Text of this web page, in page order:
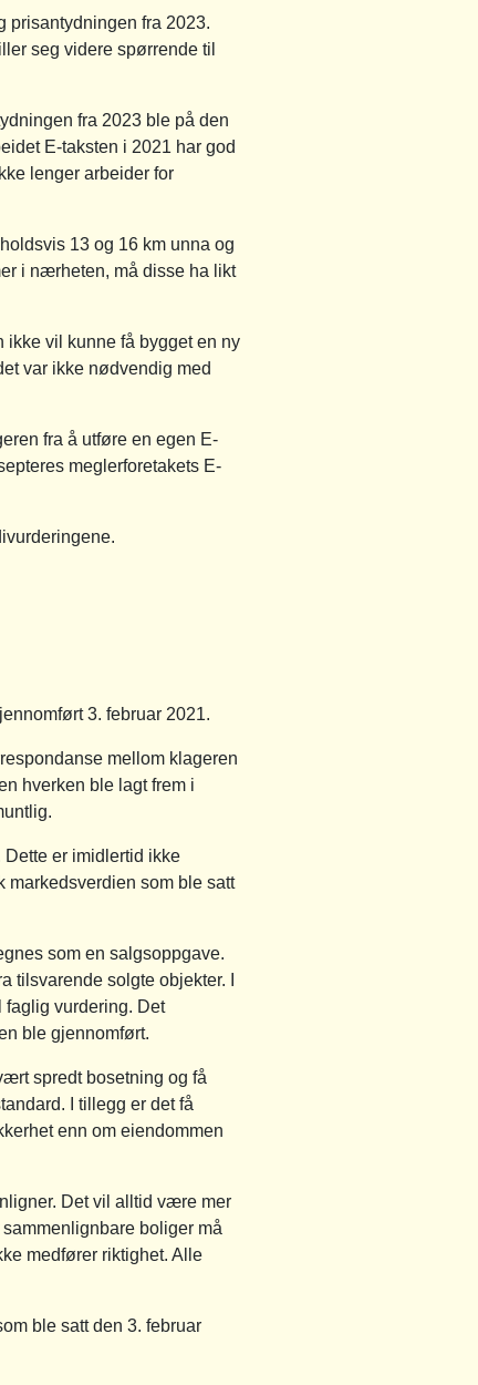
prisantydningen fra 2023.
seg videre spørrende til
fra 2023 ble på den
E-taksten i 2021 har god
lenger arbeider for
13 og 16 km unna og
i nærheten, må disse ha likt
ikke vil kunne få bygget en ny
var ikke nødvendig med
fra å utføre en egen E-
meglerforetakets E-
3. februar 2021.
mellom klageren
hverken ble lagt frem i
Dette er imidlertid ikke
markedsverdien som ble satt
som en salgsoppgave.
tilsvarende solgte objekter. I
faglig vurdering. Det
ble gjennomført.
spredt bosetning og få
I tillegg er det få
enn om eiendommen
Det vil alltid være mer
boliger må
medfører riktighet. Alle
ble satt den 3. februar